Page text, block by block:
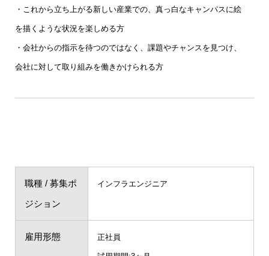
・これから立ち上がる新しい産業での、真っ白なキャンパスに絵
を描くような状況を楽しめる方
・会社からの指示を待つのではなく、課題やチャンスを見つけ、
会社に対して取り組みを働きかけられる方
職種 / 募集ポ
ジション
インフラエンジニア
雇用形態 正社員